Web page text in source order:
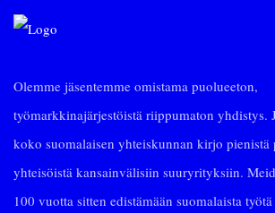
Olemme jäsentemme omistama puolueeton,
työmarkkinajärjestöistä riippumaton yhdistys.
koko suomalaisen yhteiskunnan kirjo pienistä
yhteisöistä kansainvälisiin suuryrityksiin.
100 vuotta sitten edistämään suomalaista